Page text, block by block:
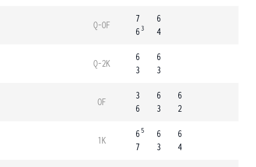
Q-OF
7
6 3
6
4
Q-2K
6
3
6
3
OF
3
6
6
3
6
2
1K
6 5
7
6
3
6
4